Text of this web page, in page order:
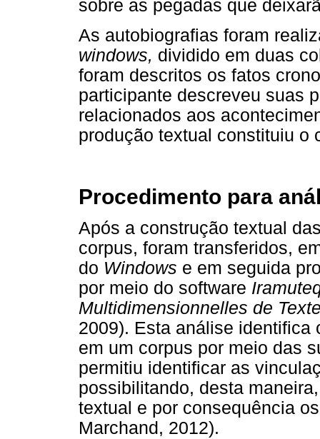
sobre as pegadas que
As autobiografias foram
windows, dividido em duas
foram descritos os fatos
participante descreveu suas
relacionados aos
produção textual constituiu o
Procedimento para
Após a construção textual
corpus, foram transferidos,
do Windows e em seguida
por meio do software
Multidimensionnelles de
2009). Esta análise identifica
em um corpus por meio das
permitiu identificar as
possibilitando, desta
textual e por consequência
Marchand, 2012).